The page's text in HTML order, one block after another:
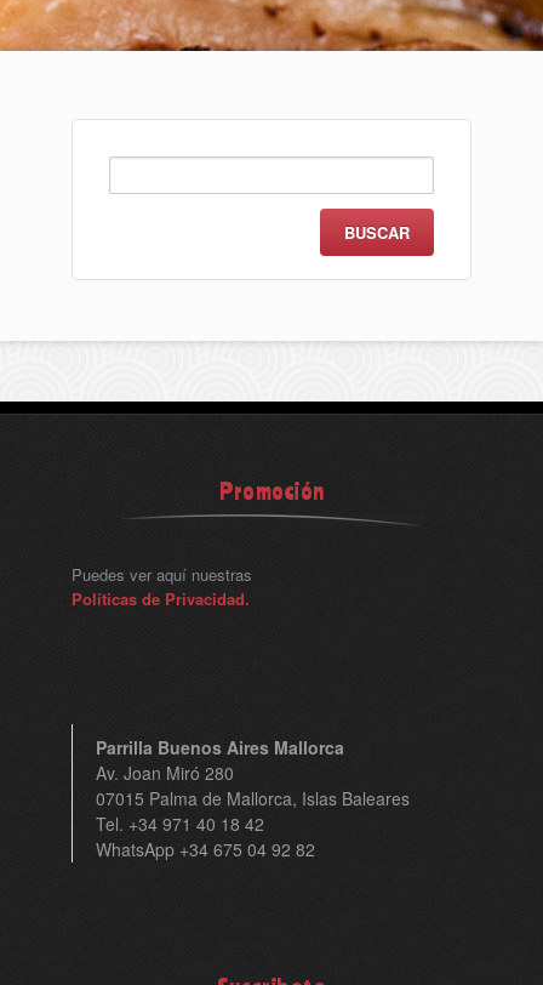
Promoción
Puedes ver aquí nuestras
Políticas de Privacidad.
Parrilla Buenos Aires Mallorca
Av. Joan Miró 280
07015 Palma de Mallorca, Islas Baleares
Tel. +34 971 40 18 42
WhatsApp +34 675 04 92 82